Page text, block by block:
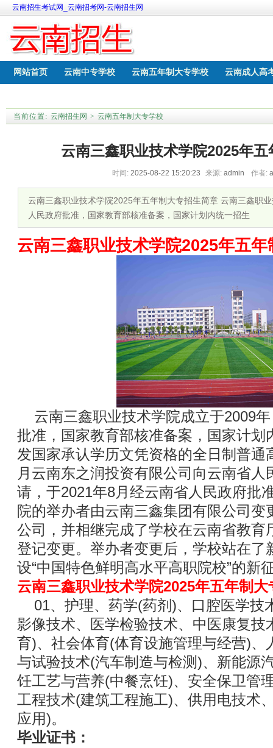
云南招生考试网_云南招考网-云南招生网
网站首页 云南中专学校 云南五年制大专学校 云南成人高
当前位置: 云南招生网 > 云南五年制大专学校
云南三鑫职业技术学院2025年
时间: 2025-08-22 15:20:23 来源: admin 作者:
云南三鑫职业技术学院2025年五年制大专招生简章 云南三鑫职
人民政府批准，国家教育部核准备案，国家计划内统一招生
云南三鑫职业技术学院2025年五
云南三鑫职业技术学院成立于2009
批准，国家教育部核准备案，国家计划
发国家承认学历文凭资格的全日制普通
月云南东之润投资有限公司向云南省
请，于2021年8月经云南省人民政府批
院的举办者由云南三鑫集团有限公司变
公司，并相继完成了学校在云南省教育
登记变更。举办者变更后，学校站在了
设“中国特色鲜明高水平高职院校”的新
云南三鑫职业技术学院2025年五年制
01、护理、药学(药剂)、口腔医学技
影像技术、医学检验技术、中医康复技
育)、社会体育(体育设施管理与经营)、
与试验技术(汽车制造与检测)、新能源
饪工艺与营养(中餐烹饪)、安全保卫管
工程技术(建筑工程施工)、供用电技术
应用)。
毕业证书：